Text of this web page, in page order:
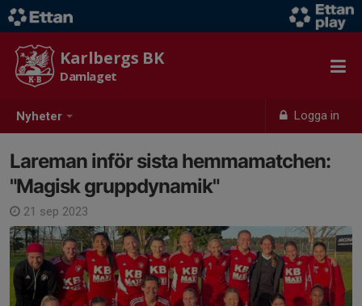
Nyheter Logga in
Karlbergs BK
Damlaget
Lareman inför sista hemmamatchen:
"Magisk gruppdynamik"
21 sep 2023